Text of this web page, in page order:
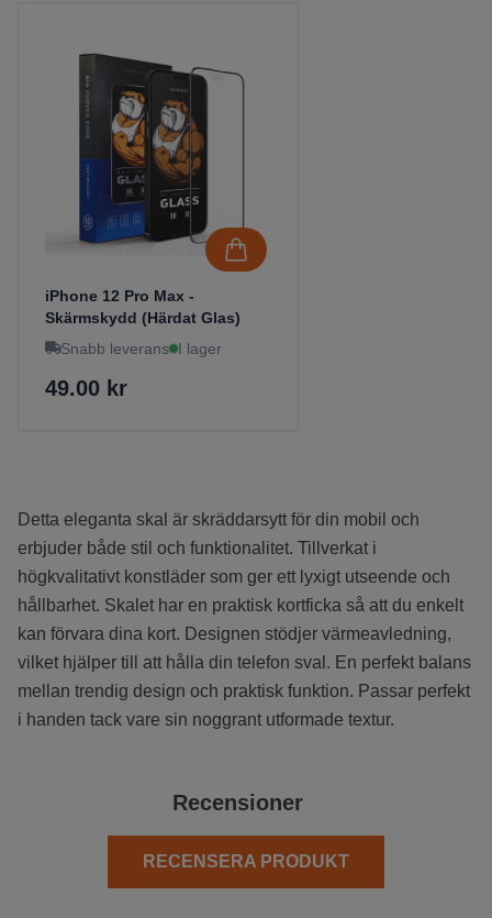
iPhone 12 Pro Max -
Skärmskydd (Härdat Glas)
Snabb leverans I lager
49.00 kr
Detta eleganta skal är skräddarsytt för din mobil och
erbjuder både stil och funktionalitet. Tillverkat i
högkvalitativt konstläder som ger ett lyxigt utseende och
hållbarhet. Skalet har en praktisk kortficka så att du enkelt
kan förvara dina kort. Designen stödjer värmeavledning,
vilket hjälper till att hålla din telefon sval. En perfekt balans
mellan trendig design och praktisk funktion. Passar perfekt
i handen tack vare sin noggrant utformade textur.
Recensioner
RECENSERA PRODUKT